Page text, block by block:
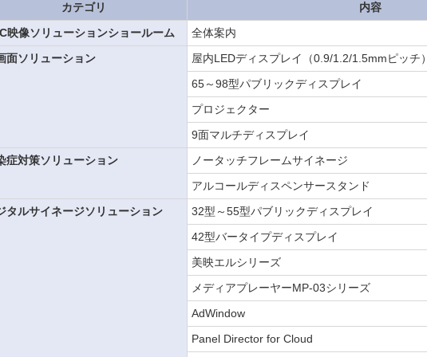
カテゴリ
内容
映像ソリューションショールーム
全体案内
面ソリューション
屋内LEDディスプレイ（0.9/1.2/1.5mmピッチ）
65～98型パブリックディスプレイ
プロジェクター
9面マルチディスプレイ
症対策ソリューション
ノータッチフレームサイネージ
アルコールディスペンサースタンド
タルサイネージソリューション
32型～55型パブリックディスプレイ
42型バータイプディスプレイ
美映エルシリーズ
メディアプレーヤーMP-03シリーズ
AdWindow
Panel Director for Cloud